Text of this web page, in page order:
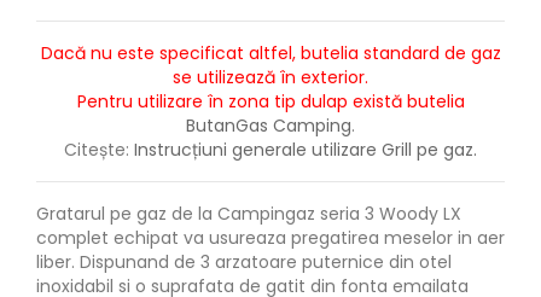
Dacă nu este specificat altfel, butelia standard de gaz
se utilizează în exterior.
Pentru utilizare în zona tip dulap există butelia
ButanGas Camping.
Citește: Instrucțiuni generale utilizare Grill pe gaz.
Gratarul pe gaz de la Campingaz seria 3 Woody LX
complet echipat va usureaza pregatirea meselor in aer
liber. Dispunand de 3 arzatoare puternice din otel
inoxidabil si o suprafata de gatit din fonta emailata